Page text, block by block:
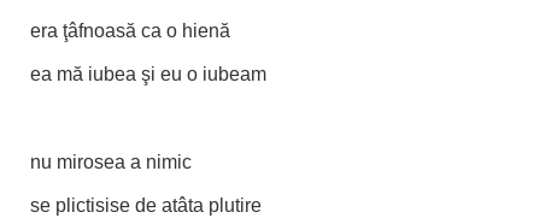
era ţâfnoasă ca o hienă
ea mă iubea şi eu o iubeam
nu mirosea a nimic
se plictisise de atâta plutire